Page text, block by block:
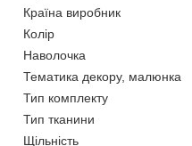
Країна виробник
Колір
Наволочка
Тематика декору, малюнка
Тип комплекту
Тип тканини
Щільність